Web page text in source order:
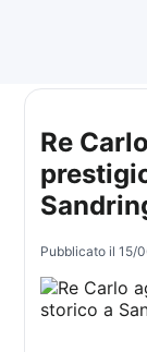
Re
Pubblicato il15/